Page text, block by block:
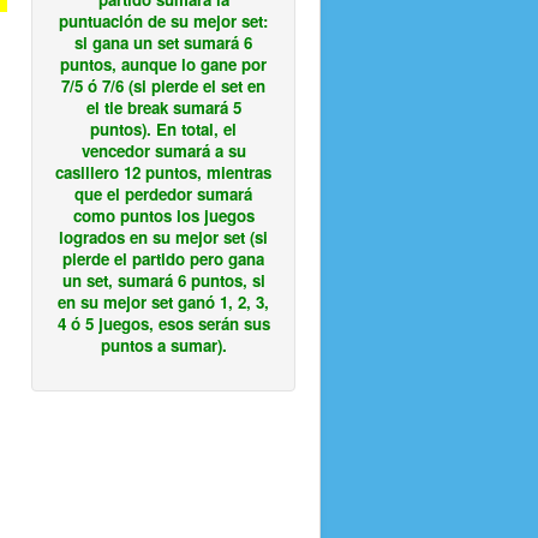
puntuación de su mejor set:
si gana un set sumará 6
puntos, aunque lo gane por
7/5 ó 7/6 (si pierde el set en
el tie break sumará 5
puntos). En total, el
vencedor sumará a su
casillero 12 puntos, mientras
que el perdedor sumará
como puntos los juegos
logrados en su mejor set (si
pierde el partido pero gana
un set, sumará 6 puntos, si
en su mejor set ganó 1, 2, 3,
4 ó 5 juegos, esos serán sus
puntos a sumar).